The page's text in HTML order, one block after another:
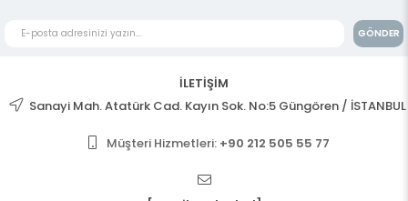
GÖNDER
İLETİŞİM
Sanayi Mah. Atatürk Cad. Kayın Sok. No:5 Güngören / İSTANBUL
Müşteri Hizmetleri: +90 212 505 55 77